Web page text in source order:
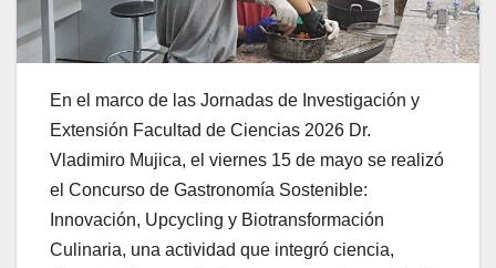
En el marco de las Jornadas de Investigación y
Extensión Facultad de Ciencias 2026 Dr.
Vladimiro Mujica, el viernes 15 de mayo se realizó
el Concurso de Gastronomía Sostenible:
Innovación, Upcycling y Biotransformación
Culinaria, una actividad que integró ciencia,